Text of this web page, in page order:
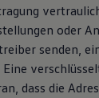
oder
senden,
Eine
dass die